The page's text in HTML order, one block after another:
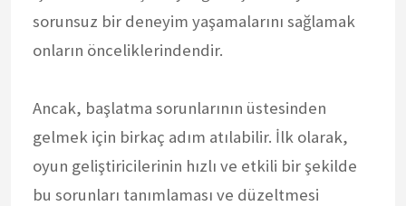
sorunsuz bir deneyim yaşamalarını sağlamak
onların önceliklerindendir.
Ancak, başlatma sorunlarının üstesinden
gelmek için birkaç adım atılabilir. İlk olarak,
oyun geliştiricilerinin hızlı ve etkili bir şekilde
bu sorunları tanımlaması ve düzeltmesi